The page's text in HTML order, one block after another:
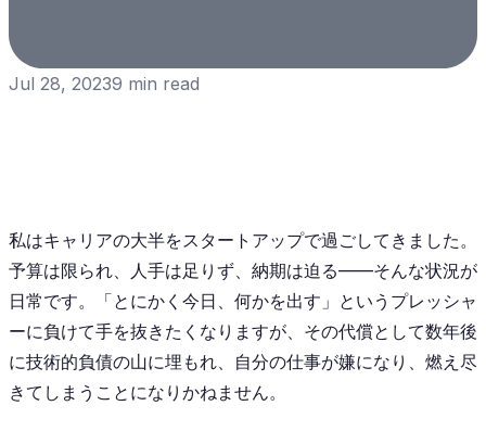
Jul 28, 20239 min read
私はキャリアの大半をスタートアップで過ごしてきました。
予算は限られ、人手は足りず、納期は迫る——そんな状況が
日常です。「とにかく今日、何かを出す」というプレッシャ
ーに負けて手を抜きたくなりますが、その代償として数年後
に技術的負債の山に埋もれ、自分の仕事が嫌になり、燃え尽
きてしまうことになりかねません。